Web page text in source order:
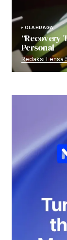
OLAHRAGA
“Recovery
Personal
Redaksi Lensa